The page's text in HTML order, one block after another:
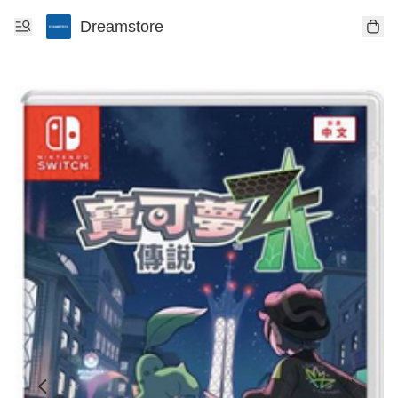
Dreamstore